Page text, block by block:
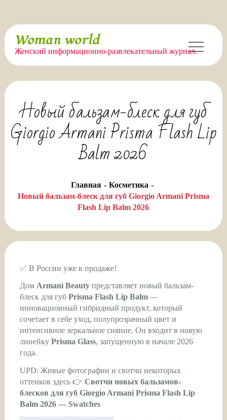
Перейти
содержимому
Woman world
Женский информационно-развлекательный журнал.
Новый бальзам-блеск для губ
Giorgio Armani Prisma Flash Lip
Balm 2026
Главная
Косметика
Новый бальзам-блеск для губ Giorgio Armani Prisma
Flash Lip Balm 2026
✅ В России уже в продаже!
Дом Armani Beautyпредставляет новый бальзам-
блеск для губ Prisma Flash Lip Balm—
инновационный гибридный продукт, который
сочетает в себе уход, полупрозрачный цвет и
интенсивное зеркальное сияние. Он входит в новую
линейку Prisma Glass, запущенную в начале 2026
года.
UPD: Живые фотографии и свотчи некоторых
оттенков здесь 👉 Свотчи новых бальзамов-
блесков для губ Giorgio Armani Prisma Flash Lip
Balm 2026 — Swatches